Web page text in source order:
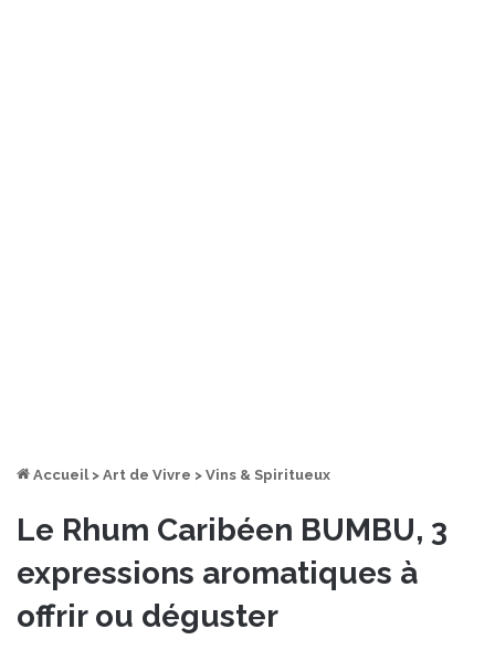
Accueil > Art de Vivre > Vins & Spiritueux
Le Rhum Caribéen BUMBU, 3
expressions aromatiques à
offrir ou déguster